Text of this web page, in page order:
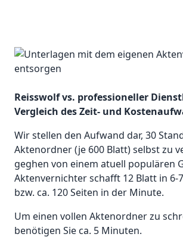
Reisswolf vs. professioneller
Vergleich des Zeit- und
Wir stellen den Aufwand dar, 30
Aktenordner (je 600 Blatt) selbst zu
geghen von einem atuell populären
Aktenvernichter schafft 12 Blatt in 6-
bzw. ca. 120 Seiten in der Minute.
Um einen vollen Aktenordner zu
benötigen Sie ca. 5 Minuten.